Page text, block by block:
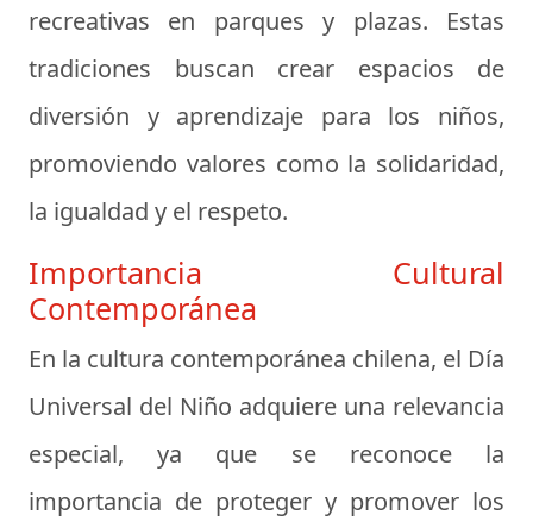
recreativas en parques y plazas. Estas
tradiciones buscan crear espacios de
diversión y aprendizaje para los niños,
promoviendo valores como la solidaridad,
la igualdad y el respeto.
Importancia Cultural
Contemporánea
En la cultura contemporánea chilena, el Día
Universal del Niño adquiere una relevancia
especial, ya que se reconoce la
importancia de proteger y promover los